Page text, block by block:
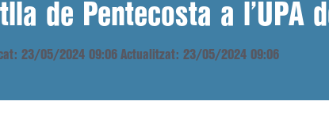
de Pentecosta a l’UPA
23/05/2024 09:06 Actualitzat: 23/05/2024 09:06